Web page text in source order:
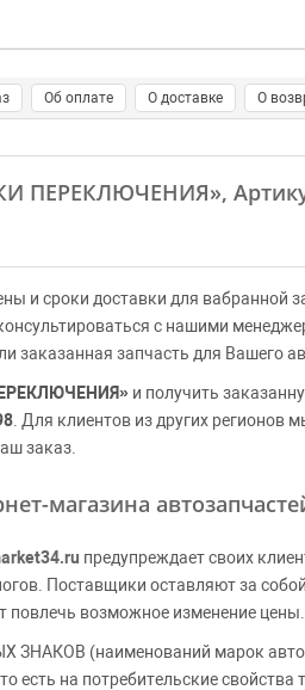
Об оплате О доставке О
ПЕРЕКЛЮЧЕНИЯ»,
и сроки доставки для вабранной
с нашими
заказанная запчасть для Вашего
и получить
. Для клиентов из других
заказ.
магазина
предупреждает своих
Поставщики оставляют за
возможное изменение цены.
(наименований марок
есть на потребительские